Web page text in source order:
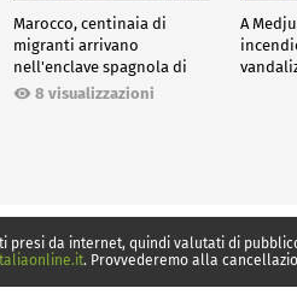
Marocco, centinaia di
migranti arrivano
nell'enclave spagnola di
Ceuta8 visualizzazioni
A
presi da internet, quindi valutati di
. Provvederemo alla